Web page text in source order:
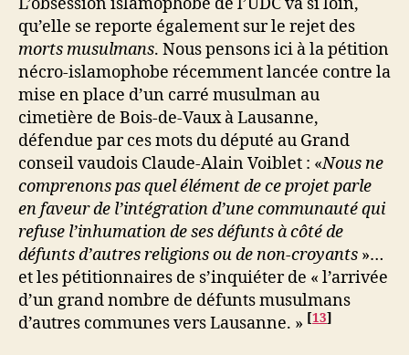
qu’elle se reporte également sur le rejet des
morts musulmans. Nous pensons ici à la pétition
nécro-islamophobe récemment lancée contre la
mise en place d’un carré musulman au
cimetière de Bois-de-Vaux à Lausanne,
défendue par ces mots du député au Grand
conseil vaudois Claude-Alain Voiblet : «Nous ne
comprenons pas quel élément de ce projet parle
en faveur de l’intégration d’une communauté qui
refuse l’inhumation de ses défunts à côté de
défunts d’autres religions ou de non-croyants »…
et les pétitionnaires de s’inquiéter de « l’arrivée
d’un grand nombre de défunts musulmans
d’autres communes vers Lausanne. » [13]